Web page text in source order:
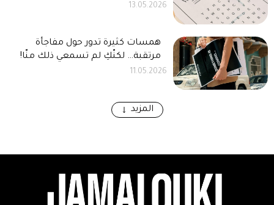
13.05.2026
همسات كثيرة تدور حول مفاجأة
مرتقبة… لكنّكِ لم تسمعي ذلك منّا!
11.05.2026
المزيد